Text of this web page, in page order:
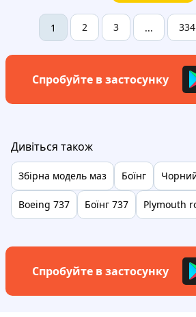
1 2 3 ... 334
Спробуйте в застосунку
Дивіться також
Збірна модель маз Боїнг
Boeing 737 Боїнг 737 Plymouth
Спробуйте в застосунку